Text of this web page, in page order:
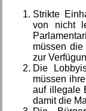
Strikte
von nicht
müssen die
zur
Die
müssen
auf illegale
damit die